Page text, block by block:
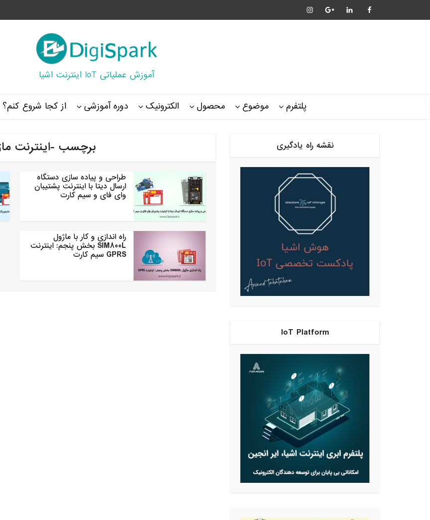
آموزش عملیاتی IoT اینترنت اشیا
پلتفرم موضوع محصول الکترونیک دوره آموزشی از کجا شروع کنم؟
برچسب -اینترنت
طراحی و پیاده سازی دستگاه
ارسال دیتا با اینترنت پشتیبان
وای فای و سیم کارت
راه اندازی و کار با ماژول
SIM800L بخش پنجم: اینترنت
GPRS سیم کارت
نقشه راه یادگیری
IoT Platform